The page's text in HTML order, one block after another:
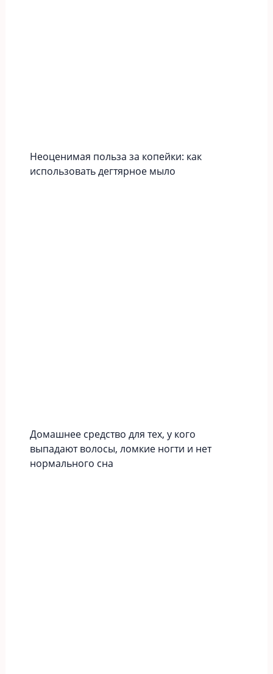
Неоценимая польза за копейки: как
использовать дегтярное мыло
Домашнее средство для тех, у кого
выпадают волосы, ломкие ногти и нет
нормального сна